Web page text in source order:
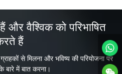
वैश्विक को परिभाषित
हैं
से मिलना और भविष्य की परियोजना पर
बारे में बात करना।